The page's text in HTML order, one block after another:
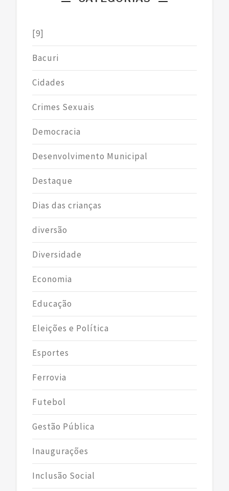
[9]
Bacuri
Cidades
Crimes Sexuais
Democracia
Desenvolvimento Municipal
Destaque
Dias das crianças
diversão
Diversidade
Economia
Educação
Eleições e Política
Esportes
Ferrovia
Futebol
Gestão Pública
Inaugurações
Inclusão Social